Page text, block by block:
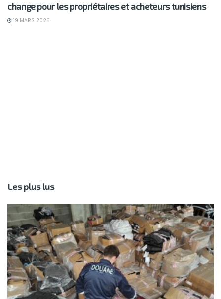
change pour les propriétaires et acheteurs tunisiens
19 MARS 2026
Les plus lus